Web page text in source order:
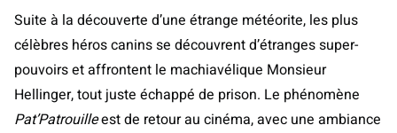
Suite à la découverte d’une étrange météorite, les plus
célèbres héros canins se découvrent d’étranges super-
pouvoirs et affrontent le machiavélique Monsieur
Hellinger, tout juste échappé de prison. Le phénomène
Pat’Patrouilleest de retour au cinéma, avec une ambiance